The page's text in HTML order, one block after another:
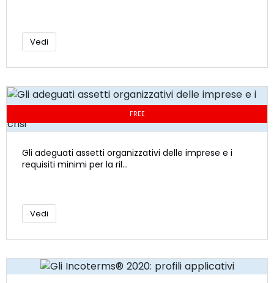
Vedi
FREE
Gli adeguati assetti organizzativi delle imprese e i
requisiti minimi per la ril...
Vedi